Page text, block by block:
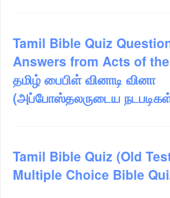
Tamil Bible Quiz
Answers from Acts of
தமிழ் பைபிள் வினாடி வினா
(அப்போஸ்தலருடைய
Tamil Bible Quiz (Old
Multiple Choice Bible